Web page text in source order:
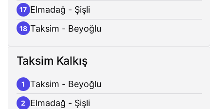
17 Elmadağ - Şişli
18 Taksim - Beyoğlu
Taksim Kalkış
1 Taksim - Beyoğlu
2 Elmadağ - Şişli